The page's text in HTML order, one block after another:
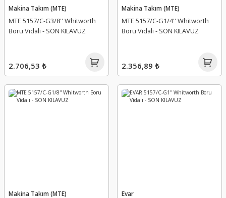
Makina Takım (MTE)
MTE 5157/C-G3/8'' Whitworth
Boru Vidalı - SON KILAVUZ
2.706,53 ₺
Makina Takım (MTE)
MTE 5157/C-G1/4'' Whitworth
Boru Vidalı - SON KILAVUZ
2.356,89 ₺
Makina Takım (MTE) Evar